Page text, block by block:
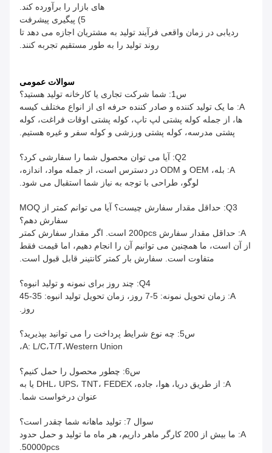
های بازار را برآورده کند.
5) پیگیری پیشرفت
ردیابی در زمان واقعی فرآیند تولید به مشتریان اجازه می دهد تا
روند تولید را به طور مستقیم تجربه کنند.
سوالات عمومی
س1: شما شرکت تجاری یا کارخانه تولید هستید؟
A: ما یک تولید کننده و صادر کننده حرفه ای از انواع مختلف کیسه
ها، از جمله کوله پشتی لپ تاپ، کوله پشتی اوقات فراغت، کوله
پشتی مدرسه، کوله پشتی ورزشی و کوله سفر و غیره هستیم.
Q2: آیا می توان محصول شما را سفارشی کرد؟
A: بله، OEM و ODM در دسترس است، از جمله مواد، اندازه،
لوگو، طراحی با توجه به نیاز شما استقبال می شود.
Q3: حداقل مقدار سفارش چیست؟ آیا می توانم کمتر از MOQ
سفارش دهم؟
A: حداقل مقدار سفارش 200pcs است. اگر مقدار سفارش کمتر
از آن است، ما همچنین می توانیم آن را انجام دهیم، اما قیمت فقط
متفاوت است. سفارش بار کمتر کانتینر قابل قبول است.
Q4: چند روز برای نمونه و تولید انبوه؟
A: زمان تحویل نمونه: 5-7 روز، زمان تحویل تولید انبوه: 35-45
روز.
س5: چه نوع شرایط پرداخت را می توانید بپذیرید؟
A: L/C،T/T،Western Union،
س6: چطور محصول را حمل کنیم؟
A: از طریق دریا، هوا، جاده، DHL، UPS، TNT، FEDEX یا به
عنوان درخواست شما.
سوال 7: تولید ماهانه شما چقدر است؟
A: ما بیش از 200 کارگر ماهر داریم، هر ماه ما تولید و حمل حدود
50000pcs.